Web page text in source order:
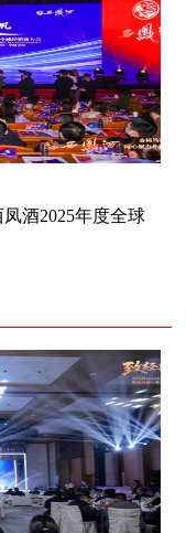
酒2025年度全球